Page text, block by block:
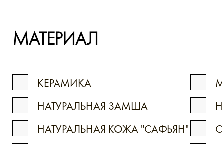
МАТЕРИАЛ
КЕРАМИКА
НАТУРАЛЬНАЯ ЗАМША
НАТУРАЛЬНАЯ КОЖА "САФЬЯН"